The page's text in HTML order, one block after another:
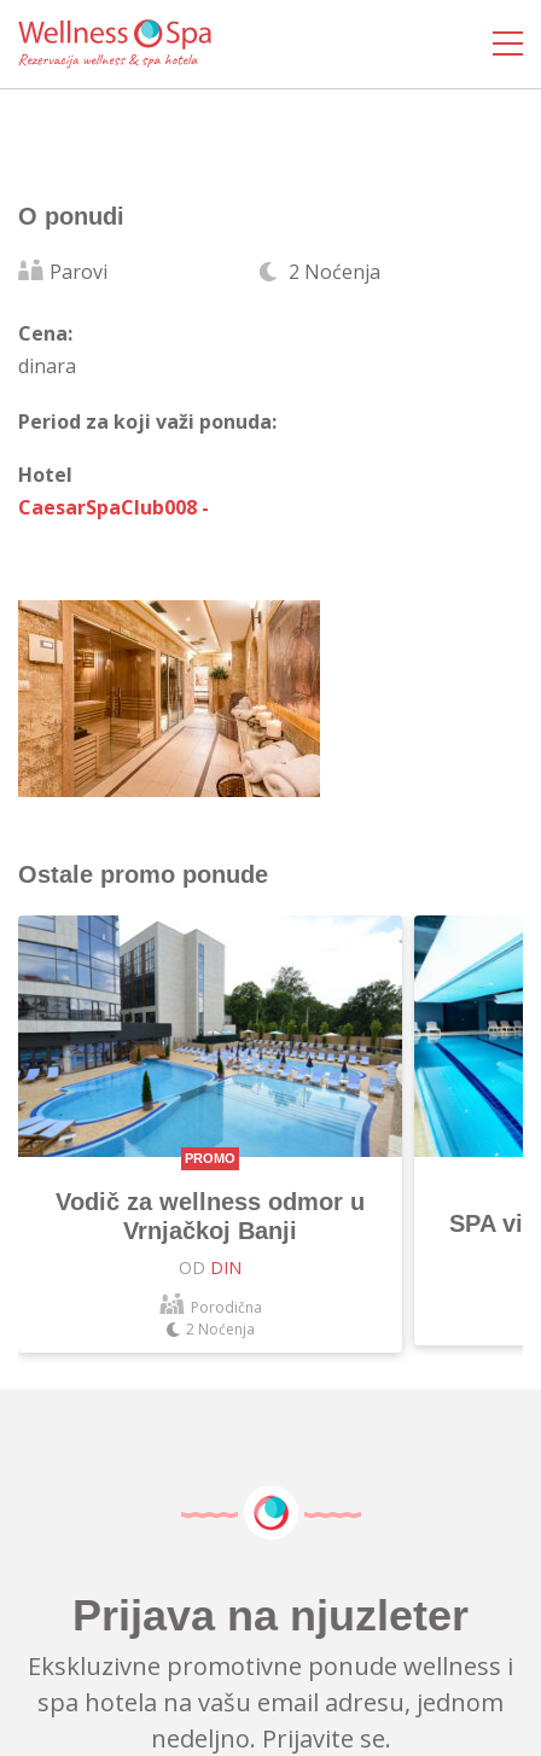
O ponudi
Parovi 2 Noćenja
Cena:
dinara
Period za koji važi ponuda:
Hotel
CaesarSpaClub008 -
Ostale promo ponude
PROMO
Vodič za wellness odmor u
Vrnjačkoj Banji
OD DIN
Porodična
2 Noćenja
SPA
Prijava na njuzleter
Ekskluzivne promotivne ponude wellness i
spa hotela na vašu email adresu, jednom
nedeljno. Prijavite se.